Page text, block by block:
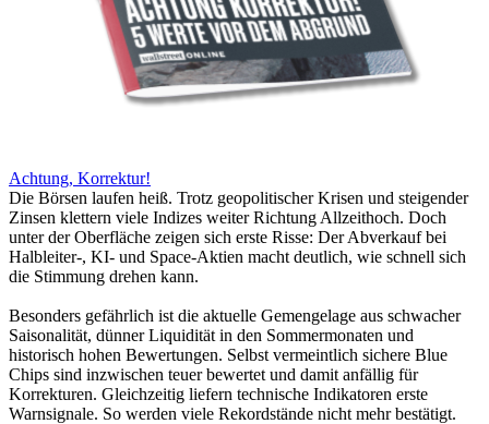
Achtung, Korrektur!
Die Börsen laufen heiß. Trotz geopolitischer Krisen und steigender
Zinsen klettern viele Indizes weiter Richtung Allzeithoch. Doch
unter der Oberfläche zeigen sich erste Risse: Der Abverkauf bei
Halbleiter-, KI- und Space-Aktien macht deutlich, wie schnell sich
die Stimmung drehen kann.
Besonders gefährlich ist die aktuelle Gemengelage aus schwacher
Saisonalität, dünner Liquidität in den Sommermonaten und
historisch hohen Bewertungen. Selbst vermeintlich sichere Blue
Chips sind inzwischen teuer bewertet und damit anfällig für
Korrekturen. Gleichzeitig liefern technische Indikatoren erste
Warnsignale. So werden viele Rekordstände nicht mehr bestätigt.